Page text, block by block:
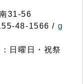
31-56
48-1566 / g
日曜日・祝祭